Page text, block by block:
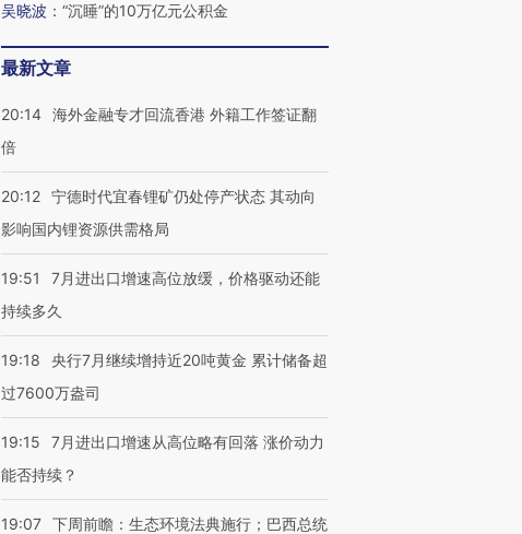
吴晓波 ： “沉睡”的10万亿元公积金
最新文章
20:14 海外金融专才回流香港 外籍工作签证翻
倍
20:12 宁德时代宜春锂矿仍处停产状态 其动向
影响国内锂资源供需格局
19:51
7月进出口增速高位放缓，价格驱动还能
持续多久
19:18
央行7月继续增持近20吨黄金 累计储备超
过7600万盎司
19:15
7月进出口增速从高位略有回落 涨价动力
能否持续？
19:07 下周前瞻：生态环境法典施行；巴西总统